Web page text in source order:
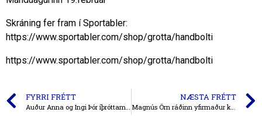
Skráning fer fram í Sportabler:
https://www.sportabler.com/shop/grotta/handbolti
https://www.sportabler.com/shop/grotta/handbolti
FYRRI FRÉTT
Auður Anna og Ingi Þór íþróttamenn Seltjarnarness 2023
NÆSTA FRÉTT
Magnús Örn ráðinn yfirmaður knattspyrnumála